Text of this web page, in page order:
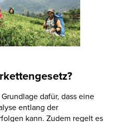
dafür, dass eine
entlang der
kann. Zudem regelt es